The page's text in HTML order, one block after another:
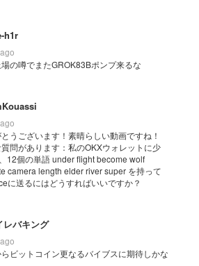
h1r
の噂でまたGROK83Bポンプ来るな
うございます！素晴らしい動画ですね！
問があります：私のOKXウォレットに少
12個の単語 under flight become wolf
camera length elder river super を持って
に送るにはどうすればいいですか？
レバキング
らビットコイン更なるバイブスに期待しかな